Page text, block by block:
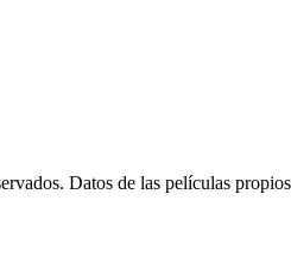
Datos de las películas